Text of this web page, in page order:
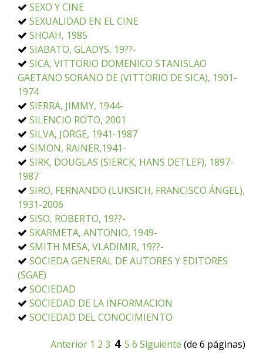
SEXO Y CINE
SEXUALIDAD EN EL CINE
SHOAH, 1985
SIABATO, GLADYS, 19??-
SICA, VITTORIO DOMENICO STANISLAO
GAETANO SORANO DE (VITTORIO DE SICA), 1901-
1974
SIERRA, JIMMY, 1944-
SILENCIO ROTO, 2001
SILVA, JORGE, 1941-1987
SIMON, RAINER,1941-
SIRK, DOUGLAS (SIERCK, HANS DETLEF), 1897-
1987
SIRO, FERNANDO (LUKSICH, FRANCISCO ÁNGEL),
1931-2006
SISO, ROBERTO, 19??-
SKARMETA, ANTONIO, 1949-
SMITH MESA, VLADIMIR, 19??-
SOCIEDA GENERAL DE AUTORES Y EDITORES
(SGAE)
SOCIEDAD
SOCIEDAD DE LA INFORMACION
SOCIEDAD DEL CONOCIMIENTO
Anterior 1 2 3 4 5 6 Siguiente (de 6 páginas)